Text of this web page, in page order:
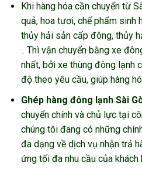
Khi hàng hóa cần chuyển từ
quả, hoa tươi, chế phẩm sinh
thủy hải sản cấp đông, thủy
.. Thì vận chuyển bằng xe
nhất, bởi xe thùng đông lạnh
độ theo yêu cầu, giúp hàng
Ghép hàng đông lạnh Sài
chuyển chính và chủ lực tại
chúng tôi đang có những
đa dạng về dịch vụ nhận trả
ứng tối đa nhu cầu của khách